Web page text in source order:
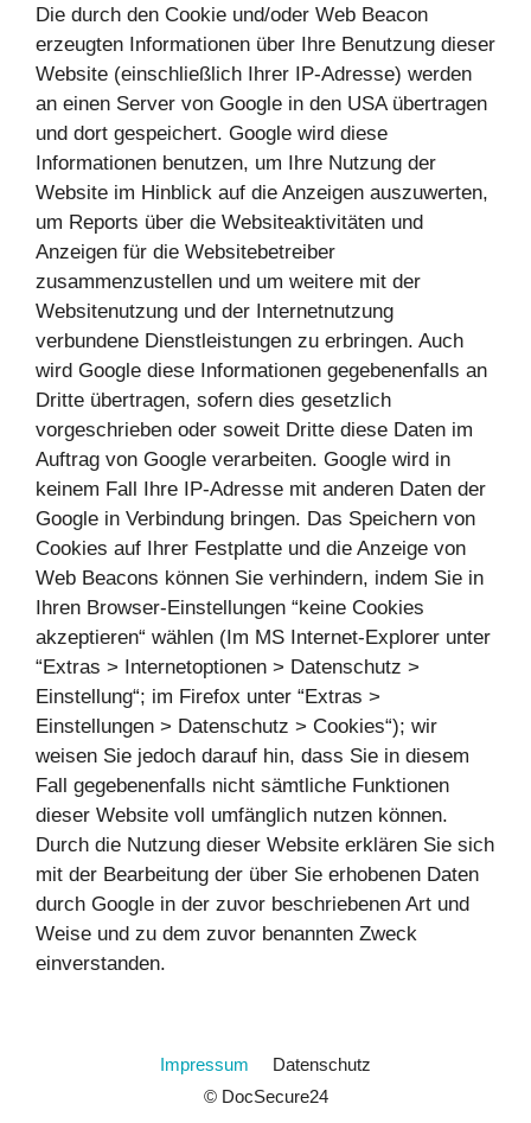
Die durch den Cookie und/oder Web Beacon
erzeugten Informationen über Ihre Benutzung dieser
Website (einschließlich Ihrer IP-Adresse) werden
an einen Server von Google in den USA übertragen
und dort gespeichert. Google wird diese
Informationen benutzen, um Ihre Nutzung der
Website im Hinblick auf die Anzeigen auszuwerten,
um Reports über die Websiteaktivitäten und
Anzeigen für die Websitebetreiber
zusammenzustellen und um weitere mit der
Websitenutzung und der Internetnutzung
verbundene Dienstleistungen zu erbringen. Auch
wird Google diese Informationen gegebenenfalls an
Dritte übertragen, sofern dies gesetzlich
vorgeschrieben oder soweit Dritte diese Daten im
Auftrag von Google verarbeiten. Google wird in
keinem Fall Ihre IP-Adresse mit anderen Daten der
Google in Verbindung bringen. Das Speichern von
Cookies auf Ihrer Festplatte und die Anzeige von
Web Beacons können Sie verhindern, indem Sie in
Ihren Browser-Einstellungen “keine Cookies
akzeptieren“ wählen (Im MS Internet-Explorer unter
“Extras > Internetoptionen > Datenschutz >
Einstellung“; im Firefox unter “Extras >
Einstellungen > Datenschutz > Cookies“); wir
weisen Sie jedoch darauf hin, dass Sie in diesem
Fall gegebenenfalls nicht sämtliche Funktionen
dieser Website voll umfänglich nutzen können.
Durch die Nutzung dieser Website erklären Sie sich
mit der Bearbeitung der über Sie erhobenen Daten
durch Google in der zuvor beschriebenen Art und
Weise und zu dem zuvor benannten Zweck
einverstanden.
Impressum
Datenschutz
© DocSecure24